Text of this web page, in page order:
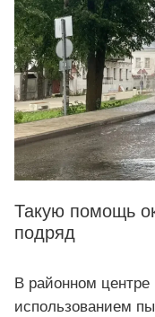
Такую помощь
подряд
В районном центре
использованием